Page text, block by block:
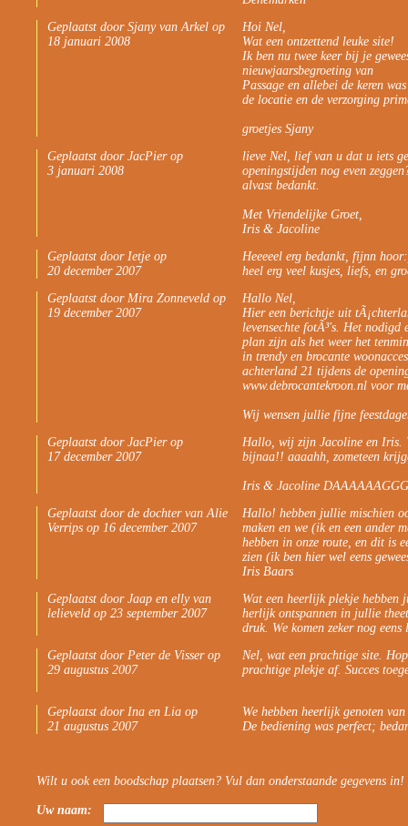
Geplaatst door Sjany van Arkel op
18 januari 2008
Hoi Nel,
Wat een ontzettend leuke site!
Ik ben nu twee keer bij je
nieuwjaarsbegroeting van
Passage en allebei de keren
de locatie en de verzorging
groetjes Sjany
Geplaatst door JacPier op
3 januari 2008
lieve Nel, lief van u dat u iets
openingstijden nog even
alvast bedankt.
Met Vriendelijke Groet,
Iris & Jacoline
Geplaatst door Ietje op
20 december 2007
Heeeeel erg bedankt, fijnn
heel erg veel kusjes, liefs, en
Geplaatst door Mira Zonneveld op
19 december 2007
Hallo Nel,
Hier een berichtje uit
levensechte fotÃ³'s. Het
plan zijn als het weer het
in trendy en brocante
achterland 21 tijdens de
www.debrocantekroon.nl voor
Wij wensen jullie fijne
Geplaatst door JacPier op
17 december 2007
Hallo, wij zijn Jacoline en Iris.
bijnaa!! aaaahh, zometeen
Iris & Jacoline
Geplaatst door de dochter van Alie
Verrips op 16 december 2007
Hallo! hebben jullie mischien
maken en we (ik en een ander
hebben in onze route, en dit is
zien (ik ben hier wel eens
Iris Baars
Geplaatst door Jaap en elly van
lelieveld op 23 september 2007
Wat een heerlijk plekje
herlijk ontspannen in jullie
druk. We komen zeker nog eens
Geplaatst door Peter de Visser op
29 augustus 2007
Nel, wat een prachtige site.
prachtige plekje af. Succes
Geplaatst door Ina en Lia op
21 augustus 2007
We hebben heerlijk genoten
De bediening was perfect;
Wilt u ook een boodschap plaatsen? Vul dan onderstaande gegevens in!
Uw naam: